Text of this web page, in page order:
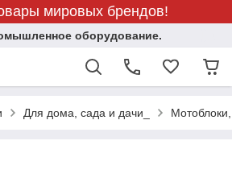
мировых брендов!
оборудование.
Для дома, сада и дачи_